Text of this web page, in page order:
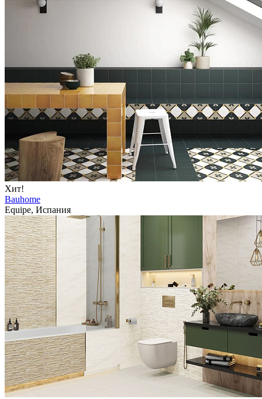
Хит!
Bauhome
Equipe, Испания